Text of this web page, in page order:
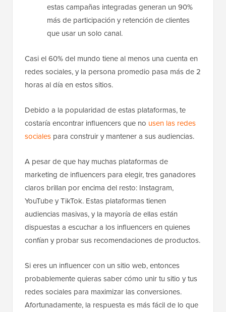
estas campañas integradas generan un 90%
más de participación y retención de clientes
que usar un solo canal.
Casi el 60% del mundo tiene al menos una cuenta en
redes sociales, y la persona promedio pasa más de 2
horas al día en estos sitios.
Debido a la popularidad de estas plataformas, te
costaría encontrar influencers que no usen las redes
sociales para construir y mantener a sus audiencias.
A pesar de que hay muchas plataformas de
marketing de influencers para elegir, tres ganadores
claros brillan por encima del resto: Instagram,
YouTube y TikTok. Estas plataformas tienen
audiencias masivas, y la mayoría de ellas están
dispuestas a escuchar a los influencers en quienes
confían y probar sus recomendaciones de productos.
Si eres un influencer con un sitio web, entonces
probablemente quieras saber cómo unir tu sitio y tus
redes sociales para maximizar las conversiones.
Afortunadamente, la respuesta es más fácil de lo que